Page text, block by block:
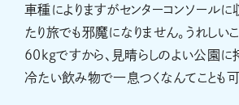
車種によりますがセンターコンソールに
たり旅でも邪魔になりません。うれし
60kgですから、見晴らしのよい公園に
冷たい飲み物で一息つくなんてことも可